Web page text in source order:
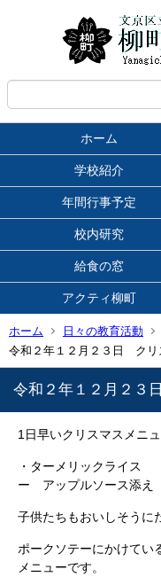
ホーム
学校紹介
年間行事予定
校内研究
給食の窓
アクティ柳町
ホーム
日々の教育活動
令和２年１２月２３日 クリ
令和２年１２月２３
1日早いクリスマスメニュ
・ターメリックライ
ー アップルソース添
子供たちもおいしそうに
ポークソテーにかけてい
メニューです。